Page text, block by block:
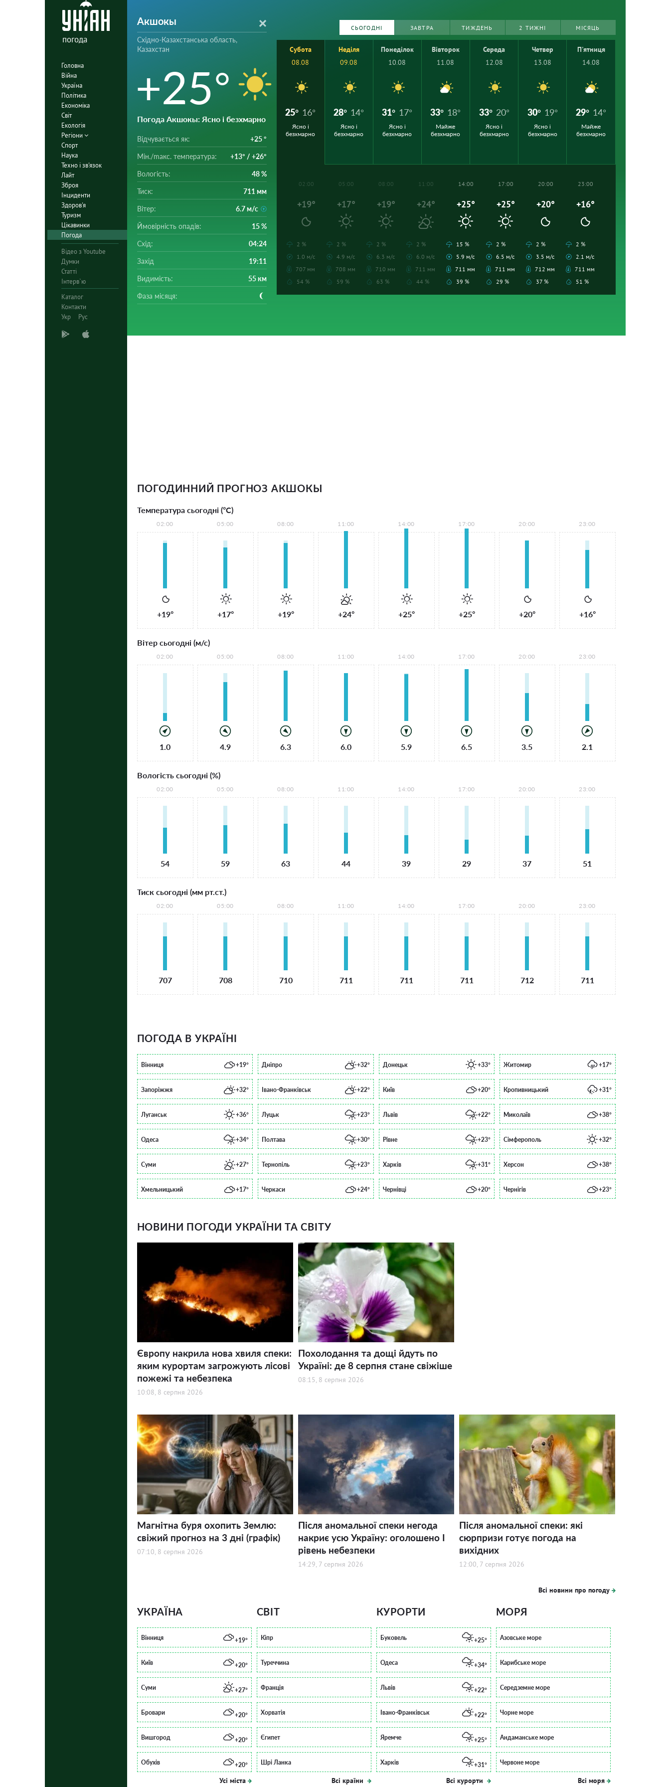
погода
Головна
Війна
Україна
Політика
Економіка
Світ
Екологія
Регіони
Спорт
Наука
Техно і зв'язок
Лайт
Зброя
Інциденти
Здоров'я
Туризм
Цікавинки
Погода
Відео з Youtube
Думки
Статті
Інтерв`ю
Каталог
Контакти
Укр
Рус
Акшокы
Східно-Казахстанська область,
Казахстан
+25°
Погода Акшокы: Ясно і безхмарно
Відчувається як: +25 °
Мін./mакс. температура: +13° / +26°
Вологість: 48 %
Тиск: 711 мм
Вітер: 6.7 м/с
Ймовірність опадів: 15 %
Схід: 04:24
Захід 19:11
Видимість: 55 км
Фаза місяця:
СЬОГОДНІ ЗАВТРА ТИЖДЕНЬ 2 ТИЖНІ МІСЯЦЬ
Субота
08.08
25° 16°
Ясно і
безхмарно
Неділя
09.08
28° 14°
Ясно і
безхмарно
Понеділок
10.08
31° 17°
Ясно і
безхмарно
Вівторок
11.08
33° 18°
Майже
безхмарно
Середа
12.08
33° 20°
Ясно і
безхмарно
Четвер
13.08
30° 19°
Ясно і
безхмарно
П'ятниця
14.08
29° 14°
Майже
безхмарно
02:00
+19°
2 %
1.0 м/с
707 мм
54 %
05:00
+17°
2 %
4.9 м/с
708 мм
59 %
08:00
+19°
2 %
6.3 м/с
710 мм
63 %
11:00
+24°
2 %
6.0 м/с
711 мм
44 %
14:00
+25°
15 %
5.9 м/с
711 мм
39 %
17:00
+25°
2 %
6.5 м/с
711 мм
29 %
20:00
+20°
2 %
3.5 м/с
712 мм
37 %
23:00
+16°
2 %
2.1 м/с
711 мм
51 %
ПОГОДИННИЙ ПРОГНОЗ АКШОКЫ
Температура сьогодні (°С)
02:00
+19°
05:00
+17°
08:00
+19°
11:00
+24°
14:00
+25°
17:00
+25°
20:00
+20°
23:00
+16°
Вітер сьогодні (м/с)
02:00
1.0
05:00
4.9
08:00
6.3
11:00
6.0
14:00
5.9
17:00
6.5
20:00
3.5
23:00
2.1
Вологість сьогодні (%)
02:00
54
05:00
59
08:00
63
11:00
44
14:00
39
17:00
29
20:00
37
23:00
51
Тиск сьогодні (мм рт.ст.)
02:00
707
05:00
708
08:00
710
11:00
711
14:00
711
17:00
711
20:00
712
23:00
711
ПОГОДА В УКРАЇНІ
Вінниця +19° Дніпро +32° Донецьк +33° Житомир +17°
Запоріжжя +32° Івано-Франківськ +22° Київ +20° Кропивницький +31°
Луганськ +36° Луцьк +23° Львів +22° Миколаїв +38°
Одеса +34° Полтава +30° Рівне +23° Сімферополь +32°
Суми +27° Тернопіль +23° Харків +31° Херсон +38°
Хмельницький +17° Черкаси +24° Чернівці +20° Чернігів +23°
НОВИНИ ПОГОДИ УКРАЇНИ ТА СВІТУ
Європу накрила нова хвиля спеки:
яким курортам загрожують лісові
пожежі та небезпека
10:08, 8 серпня 2026
Похолодання та дощі йдуть по
Україні: де 8 серпня стане свіжіше
08:15, 8 серпня 2026
Магнітна буря охопить Землю:
свіжий прогноз на 3 дні (графік)
07:10, 8 серпня 2026
Після аномальної спеки негода
накриє усю Україну: оголошено І
рівень небезпеки
14:29, 7 серпня 2026
Після аномальної спеки: які
сюрпризи готує погода на
вихідних
12:00, 7 серпня 2026
Всі новини про погоду
УКРАЇНА
Вінниця +19°
Київ +20°
Суми +27°
Бровари +20°
Вишгород +20°
Обухів +20°
Усі міста
СВІТ
Кіпр
Туреччина
Франція
Хорватія
Єгипет
Шрі Ланка
Всі країни
КУРОРТИ
Буковель +25°
Одеса +34°
Львів +22°
Івано-Франківськ +22°
Яремче +25°
Харків +31°
Всі курорти
МОРЯ
Азовське море
Карибське море
Середземне море
Чорне море
Андаманське море
Червоне море
Всі моря